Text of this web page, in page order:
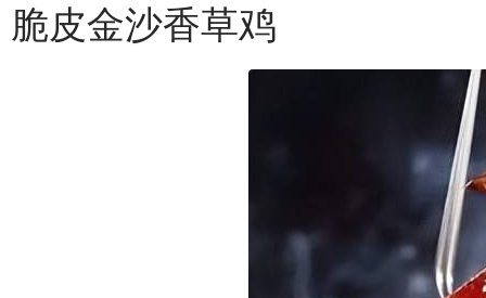
脆皮金沙香草鸡